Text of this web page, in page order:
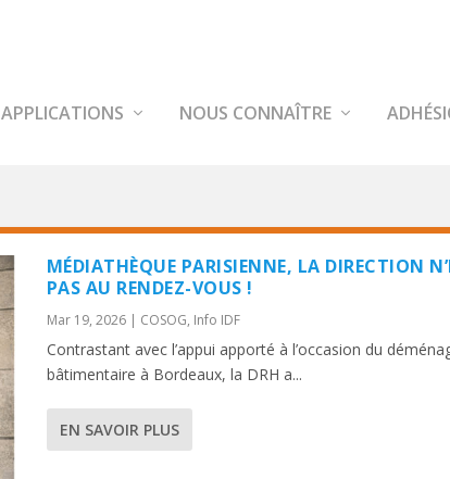
APPLICATIONS NOUS CONNAÎTRE
MÉDIATHÈQUE PARISIENNE, LA DIRECTION
PAS AU RENDEZ-VOUS !
Mar 19, 2026| COSOG, Info IDF
Contrastant avec l’appui apporté à l’occasion du
bâtimentaire à Bordeaux, la DRH a...
EN SAVOIR PLUS